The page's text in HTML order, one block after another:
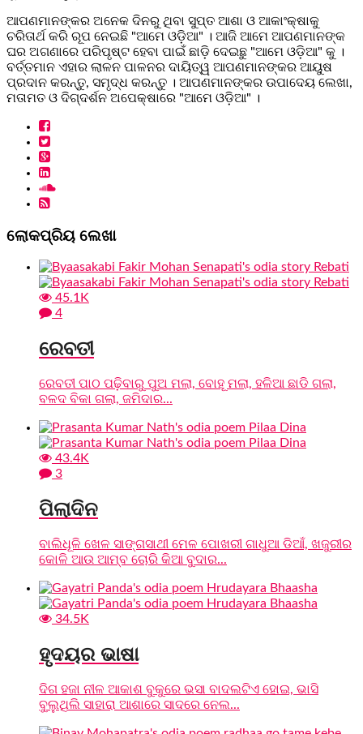
ଆପଣମାନଙ୍କର ଅନେକ ଦିନରୁ ଥିବା ସୁପ୍ତ ଆଶା ଓ ଆକାଂକ୍ଷାକୁ
ଚରିତାର୍ଥ କରି ରୂପ ନେଇଛି "ଆମେ ଓଡ଼ିଆ" । ଆଜି ଆମେ ଆପଣମାନଙ୍କ
ଘର ଅଗଣାରେ ପରିପୃଷ୍ଟ ହେବା ପାଇଁ ଛାଡ଼ି ଦେଇଛୁ "ଆମେ ଓଡ଼ିଆ" କୁ ।
ବର୍ତ୍ତମାନ ଏହାର ଲାଳନ ପାଳନର ଦାୟିତ୍ୱ ଆପଣମାନଙ୍କର ଆୟୁଷ
ପ୍ରଦାନ କରନ୍ତୁ, ସମୃଦ୍ଧ କରନ୍ତୁ । ଆପଣମାନଙ୍କର ଉପାଦେୟ ଲେଖା,
ମତାମତ ଓ ଦିଗ୍ଦର୍ଶନ ଅପେକ୍ଷାରେ "ଆମେ ଓଡ଼ିଆ" ।
ଲୋକପ୍ରିୟ ଲେଖା
45.1K
4
ରେବତୀ
ରେବତୀ ପାଠ ପଢ଼ିବାରୁ ପୁଅ ମଲା, ବୋହୂ ମଲା, ହଳିଆ ଛାଡି ଗଲା,
ବଳଦ ବିକା ଗଲା, ଜମିଦାର...
43.4K
3
ପିଲାଦିନ
ବାଲିଧୂଳି ଖେଳ ସାଙ୍ଗସାଥୀ ମେଳ ପୋଖରୀ ଗାଧୁଆ ଡିଆଁ, ଖଜୁରୀର
କୋଳି ଆଉ ଆମ୍ବ ଚୋରି କିଆ ବୁଦାର...
34.5K
ହୃଦୟର ଭାଷା
ଦିଗ ହଜା ନୀଳ ଆକାଶ ବୁକୁରେ ଭସା ବାଦଲଟିଏ ହୋଇ, ଭାସି
ବୁଲୁଥିଲି ସାହାରା ଆଶାରେ ସାଦରେ ନେଲ...